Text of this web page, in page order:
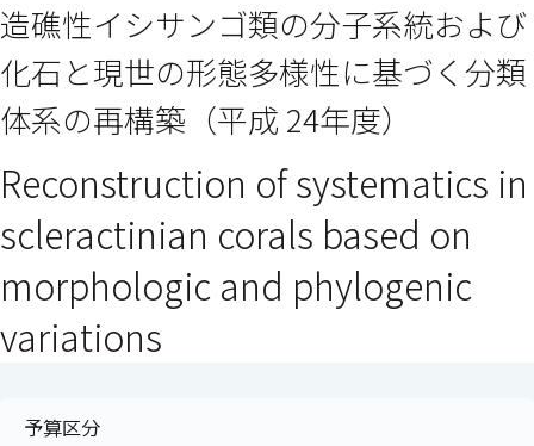
ドウで開きます）
ンドウで開きます）
ウインドウで開きます）
造礁性イシサンゴ類の分子系統および
化石と現世の形態多様性に基づく分類
体系の再構築（平成 24年度）
Reconstruction of systematics in
scleractinian corals based on
morphologic and phylogenic
variations
予算区分